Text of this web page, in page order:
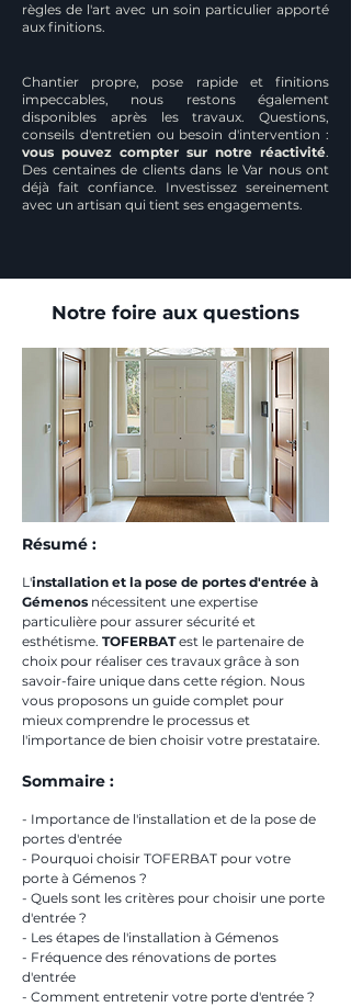
règles de l'art avec un soin particulier apporté
aux finitions.
Chantier propre, pose rapide et finitions
impeccables, nous restons également
disponibles après les travaux. Questions,
conseils d'entretien ou besoin d'intervention :
vous pouvez compter sur notre réactivité.
Des centaines de clients dans le Var nous ont
déjà fait confiance. Investissez sereinement
avec un artisan qui tient ses engagements.
Notre foire aux questions
Résumé :
L'installation et la pose de portes d'entrée à
Gémenos nécessitent une expertise
particulière pour assurer sécurité et
esthétisme. TOFERBAT est le partenaire de
choix pour réaliser ces travaux grâce à son
savoir-faire unique dans cette région. Nous
vous proposons un guide complet pour
mieux comprendre le processus et
l'importance de bien choisir votre prestataire.
Sommaire :
- Importance de l'installation et de la pose de
portes d'entrée
- Pourquoi choisir TOFERBAT pour votre
porte à Gémenos ?
- Quels sont les critères pour choisir une porte
d'entrée ?
- Les étapes de l'installation à Gémenos
- Fréquence des rénovations de portes
d'entrée
- Comment entretenir votre porte d'entrée ?